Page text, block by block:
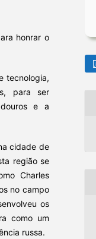
honrar o
tecnologia,
para ser
e a
cidade de
região se
Charles
no campo
os
como um
russa.